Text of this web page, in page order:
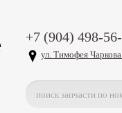
+7 (904) 498-
ул. Тимофея